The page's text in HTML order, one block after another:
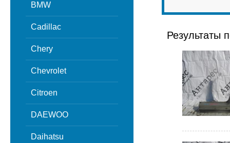
BMW
Cadillac
Chery
Chevrolet
Citroen
DAEWOO
Daihatsu
Результаты